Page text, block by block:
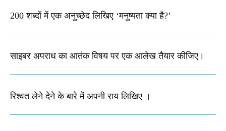
200 शब्दों में एक अनुच्छेद लिखिए ‘मनुष्यता क्या है?’
साइबर अपराध का आतंक विषय पर एक आलेख तैयार कीजिए।
रिश्वत लेने देने के बारे में अपनी राय लिखिए ।